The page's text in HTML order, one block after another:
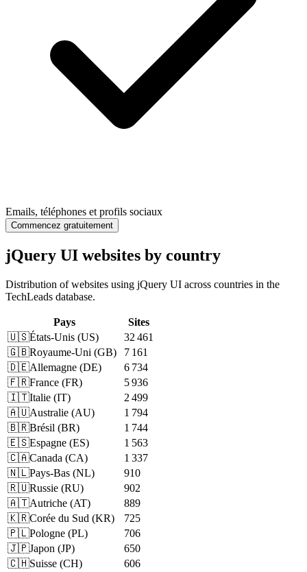
Emails, téléphones et profils sociaux
Commencez gratuitement
jQuery UI websites by country
Distribution of websites using jQuery UI across countries in the
TechLeads database.
Pays
Sites
🇺🇸États-Unis (US)
32 461
🇬🇧Royaume-Uni (GB)
7 161
🇩🇪Allemagne (DE)
6 734
🇫🇷France (FR)
5 936
🇮🇹Italie (IT)
2 499
🇦🇺Australie (AU)
1 794
🇧🇷Brésil (BR)
1 744
🇪🇸Espagne (ES)
1 563
🇨🇦Canada (CA)
1 337
🇳🇱Pays-Bas (NL)
910
🇷🇺Russie (RU)
902
🇦🇹Autriche (AT)
889
🇰🇷Corée du Sud (KR)
725
🇵🇱Pologne (PL)
706
🇯🇵Japon (JP)
650
🇨🇭Suisse (CH) 606